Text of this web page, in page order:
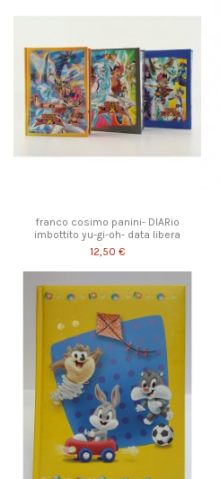
franco cosimo panini- DIARio
imbottito yu-gi-oh- data libera
12,50 €